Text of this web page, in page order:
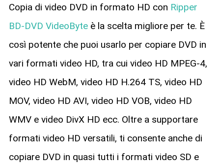
Copia di video DVD in formato HD con Ripper
BD-DVD VideoByteè la scelta migliore per te. È
così potente che puoi usarlo per copiare DVD in
vari formati video HD, tra cui video HD MPEG-4,
video HD WebM, video HD H.264 TS, video HD
MOV, video HD AVI, video HD VOB, video HD
WMV e video DivX HD ecc. Oltre a supportare
formati video HD versatili, ti consente anche di
copiare DVD in quasi tutti i formati video SD e